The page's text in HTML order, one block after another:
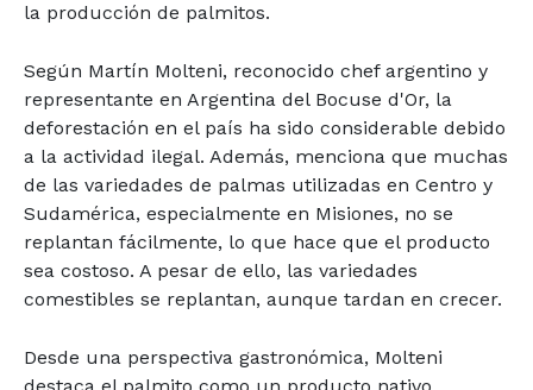
la producción de palmitos.
Según Martín Molteni, reconocido chef argentino y
representante en Argentina del Bocuse d'Or, la
deforestación en el país ha sido considerable debido
a la actividad ilegal. Además, menciona que muchas
de las variedades de palmas utilizadas en Centro y
Sudamérica, especialmente en Misiones, no se
replantan fácilmente, lo que hace que el producto
sea costoso. A pesar de ello, las variedades
comestibles se replantan, aunque tardan en crecer.
Desde una perspectiva gastronómica, Molteni